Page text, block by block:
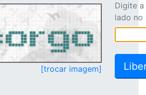
[trocar imagem]
Digite
lado no